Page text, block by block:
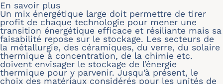
En savoir plus
Un mix énergétique large doit permettre de tirer
profit de chaque technologie pour mener une
transition énergétique efficace et résiliante mais sa
faisabilité repose sur le stockage. Les secteurs de
la métallurgie, des céramiques, du verre, du solaire
thermique à concentration, de la chimie etc.
doivent envisager le stockage de l’énergie
thermique pour y parvenir. Jusqu’à présent, le
choix des matériaux considérés pour les unités de